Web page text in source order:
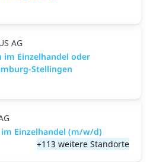
AG
im Einzelhandel oder
Stellingen
Einzelhandel (m/w/d)
+113 weitere Standorte